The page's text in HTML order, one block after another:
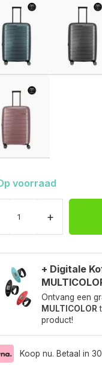
voorraad
+
+ Digitale
Ontvang een
MULTICOLOR
product!
Koop nu. Betaal in